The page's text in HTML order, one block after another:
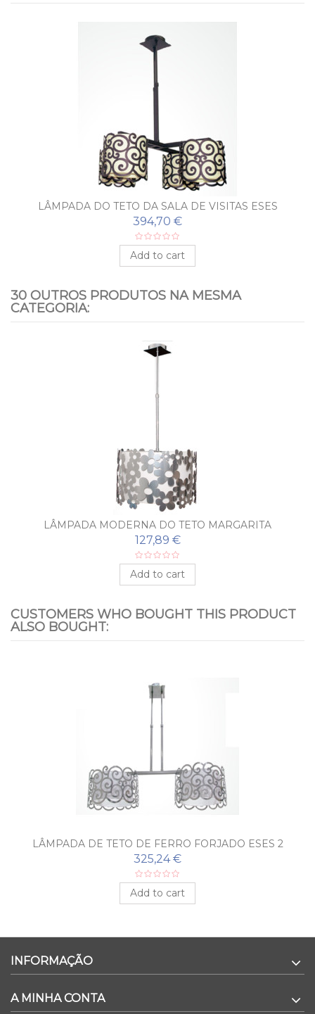
LÂMPADA DO TETO DA SALA DE VISITAS ESES
394,70 €
Add to cart
30 OUTROS PRODUTOS NA MESMA
CATEGORIA:
LÂMPADA MODERNA DO TETO MARGARITA
127,89 €
Add to cart
CUSTOMERS WHO BOUGHT THIS PRODUCT
ALSO BOUGHT:
LÂMPADA DE TETO DE FERRO FORJADO ESES 2
LUZES
325,24 €
Add to cart
INFORMAÇÃO
A MINHA CONTA